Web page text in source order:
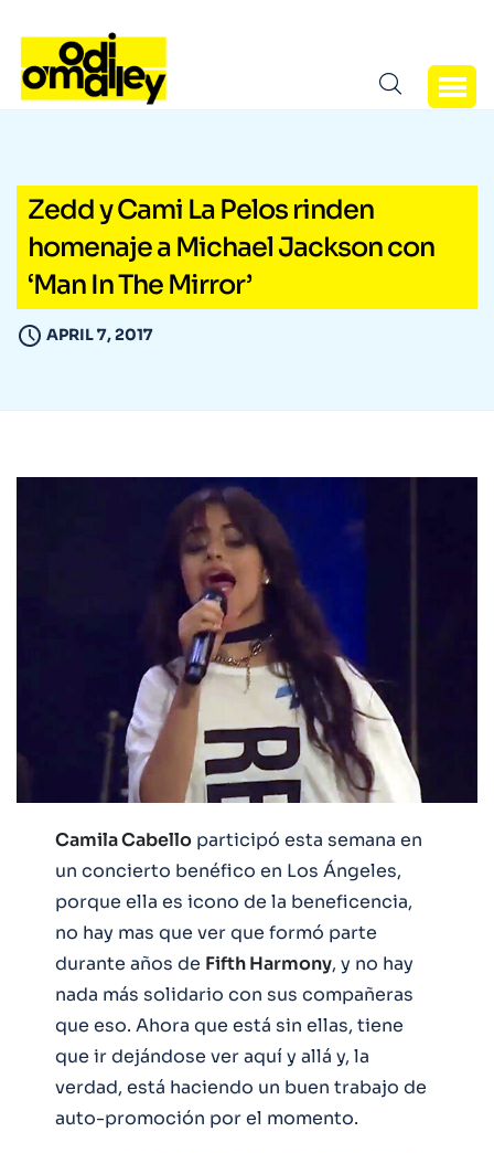
Zedd y Cami La Pelos rinden
homenaje a Michael Jackson con
‘Man In The Mirror’
APRIL 7, 2017
Camila Cabello participó esta semana en
un concierto benéfico en Los Ángeles,
porque ella es icono de la beneficencia,
no hay mas que ver que formó parte
durante años de Fifth Harmony, y no hay
nada más solidario con sus compañeras
que eso. Ahora que está sin ellas, tiene
que ir dejándose ver aquí y allá y, la
verdad, está haciendo un buen trabajo de
auto-promoción por el momento.